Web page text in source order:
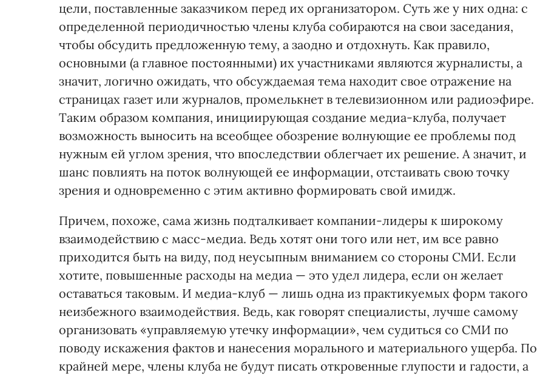
цели, поставленные заказчиком перед их организатором. Суть же у них одна: с
определенной периодичностью члены клуба собираются на свои заседания,
чтобы обсудить предложенную тему, а заодно и отдохнуть. Как правило,
основными (а главное постоянными) их участниками являются журналисты, а
значит, логично ожидать, что обсуждаемая тема находит свое отражение на
страницах газет или журналов, промелькнет в телевизионном или радиоэфире.
Таким образом компания, инициирующая создание медиа-клуба, получает
возможность выносить на всеобщее обозрение волнующие ее проблемы под
нужным ей углом зрения, что впоследствии облегчает их решение. А значит, и
шанс повлиять на поток волнующей ее информации, отстаивать свою точку
зрения и одновременно с этим активно формировать свой имидж.
Причем, похоже, сама жизнь подталкивает компании-лидеры к широкому
взаимодействию с масс-медиа. Ведь хотят они того или нет, им все равно
приходится быть на виду, под неусыпным вниманием со стороны СМИ. Если
хотите, повышенные расходы на медиа — это удел лидера, если он желает
оставаться таковым. И медиа-клуб — лишь одна из практикуемых форм такого
неизбежного взаимодействия. Ведь, как говорят специалисты, лучше самому
организовать «управляемую утечку информации», чем судиться со СМИ по
поводу искажения фактов и нанесения морального и материального ущерба. По
крайней мере, члены клуба не будут писать откровенные глупости и гадости, а